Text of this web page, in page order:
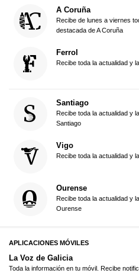
A Coruña
Recibe de lunes a viernes
destacada de A Coruña
Ferrol
Recibe toda la actualidad y
Santiago
Recibe toda la actualidad y
Santiago
Vigo
Recibe toda la actualidad y
Ourense
Recibe toda la actualidad y
Ourense
APLICACIONES MÓVILES
La Voz de Galicia
Toda la información en tu móvil. Recibe